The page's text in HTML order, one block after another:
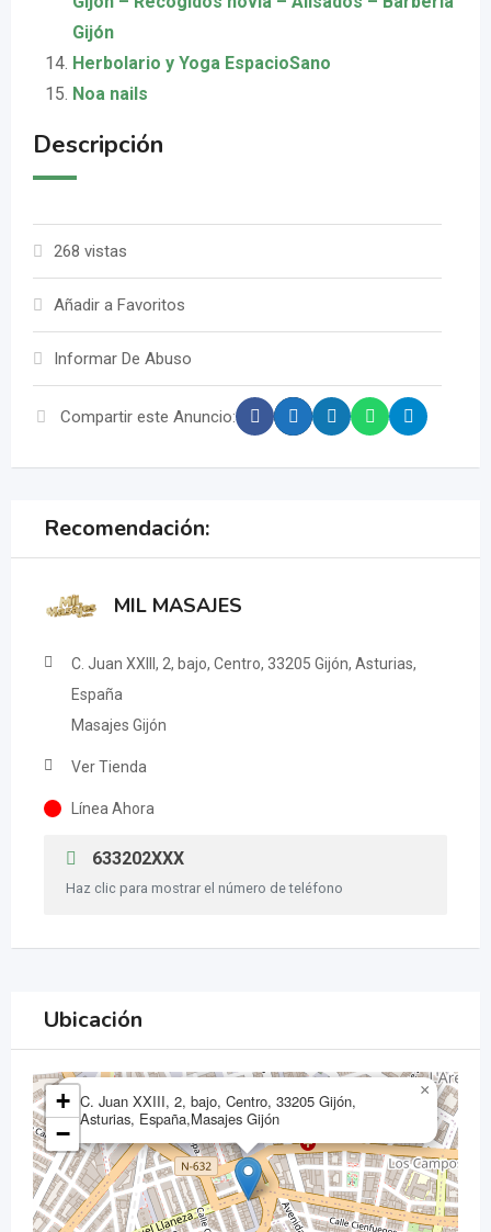
Gijón
Herbolario y Yoga EspacioSano
Noa nails
Descripción
268 vistas
Añadir a Favoritos
Informar De Abuso
Compartir este Anuncio:
Recomendación:
MIL MASAJES
C. Juan XXIII, 2, bajo, Centro, 33205 Gijón, Asturias,
España
Masajes Gijón
Ver Tienda
Línea Ahora
633202XXX
Haz clic para mostrar el número de teléfono
Ubicación
C. Juan XXIII, 2, bajo, Centro, 33205 Gijón,
Asturias, España,Masajes Gijón
×
+
−